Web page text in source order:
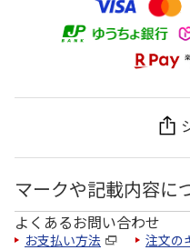
マークや記載内容に
よくあるお問い合わせ
お支払い方法 注文の